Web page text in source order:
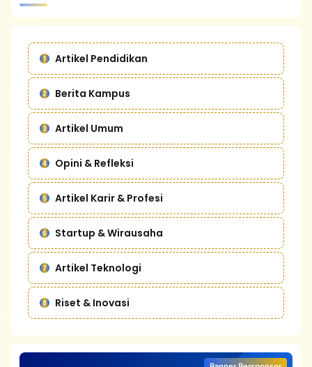
Artikel Pendidikan
Berita Kampus
Artikel Umum
Opini & Refleksi
Artikel Karir & Profesi
Startup & Wirausaha
Artikel Teknologi
Riset & Inovasi